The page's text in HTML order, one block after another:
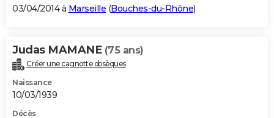
03/04/2014 à Marseille (Bouches-du-Rhône)
Judas MAMANE (75 ans)
Créer une cagnotte obsèques
Naissance
10/03/1939
Décès